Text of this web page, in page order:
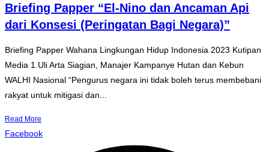
Briefing Papper “El-Nino dan Ancaman Api
dari Konsesi (Peringatan Bagi Negara)”
Briefing Papper Wahana Lingkungan Hidup Indonesia 2023 Kutipan
Media 1.Uli Arta Siagian, Manajer Kampanye Hutan dan Kebun
WALHI Nasional “Pengurus negara ini tidak boleh terus membebani
rakyat untuk mitigasi dan...
Read More
Facebook